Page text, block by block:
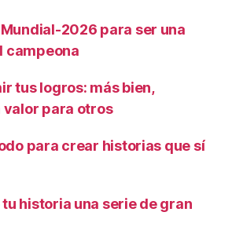
2026 para ser una
campeona
tus logros: más bien,
para otros
para crear historias que sí
historia una serie de gran